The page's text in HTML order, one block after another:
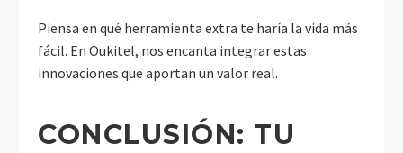
Piensa en qué herramienta extra te haría la vida más
fácil. En Oukitel, nos encanta integrar estas
innovaciones que aportan un valor real.
CONCLUSIÓN: TU